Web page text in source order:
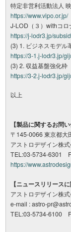
特定非営利活動法人
https://www.vipo.or.jp/
J-LOD（３）withコロ
https://j-lodr3.jp/
(3) 1. ビジネスモデ
https://3-1.j-lodr3.jp/
(3) 2. 収益基盤強化
https://3-2.j-lodr3.jp/
以上
【製品に関するお問い
〒145-0066 東京都大
アストロデザイン株
TEL:03-5734-6301
https://
【ニュースリリース
アストロデザイン株
e-mail : astro-
TEL:03-5734-6100